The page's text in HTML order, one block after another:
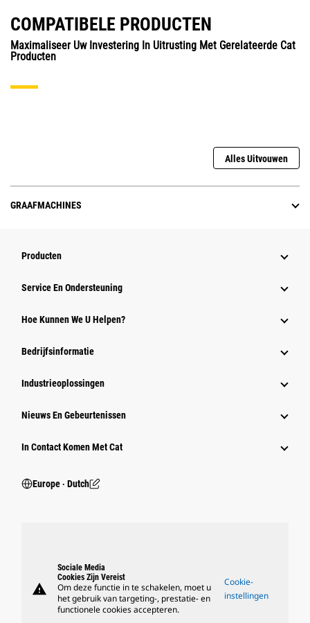
COMPATIBELE PRODUCTEN
Maximaliseer Uw Investering In Uitrusting Met Gerelateerde Cat
Producten
Alles Uitvouwen
GRAAFMACHINES
Producten
Service En Ondersteuning
Hoe Kunnen We U Helpen?
Bedrijfsinformatie
Industrieoplossingen
Nieuws En Gebeurtenissen
In Contact Komen Met Cat
Europe ‧ Dutch
warning
Sociale Media
Cookies Zijn Vereist
Om deze functie in te schakelen, moet u
het gebruik van targeting-, prestatie- en
functionele cookies accepteren.
Cookie-
instellingen